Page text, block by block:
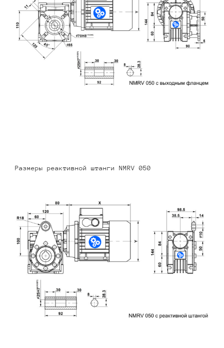
Размеры реактивной штанги NMRV 050